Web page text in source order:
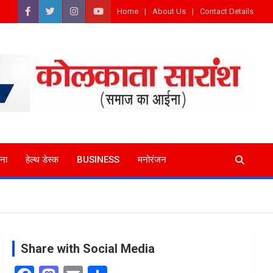
Home About Us Contact Details
हेल्थ डेस्क BUSINESS मनोरंजन
Share with Social Media